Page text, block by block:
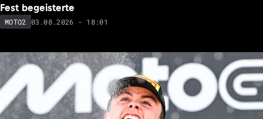
Fest begeisterte
MOTO2 03.08.2026 - 18:01